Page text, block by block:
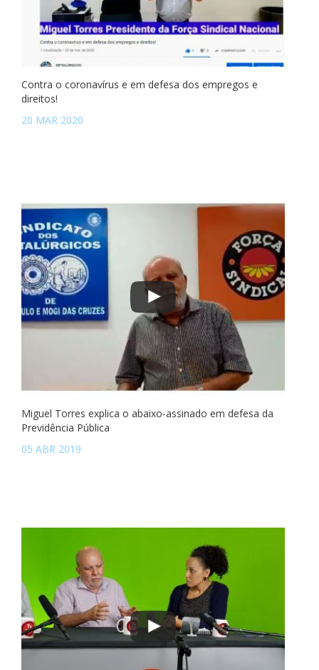
Contra o coronavírus e em defesa dos empregos e
direitos!
20 MAR 2020
Miguel Torres explica o abaixo-assinado em defesa da
Previdência Pública
05 ABR 2019